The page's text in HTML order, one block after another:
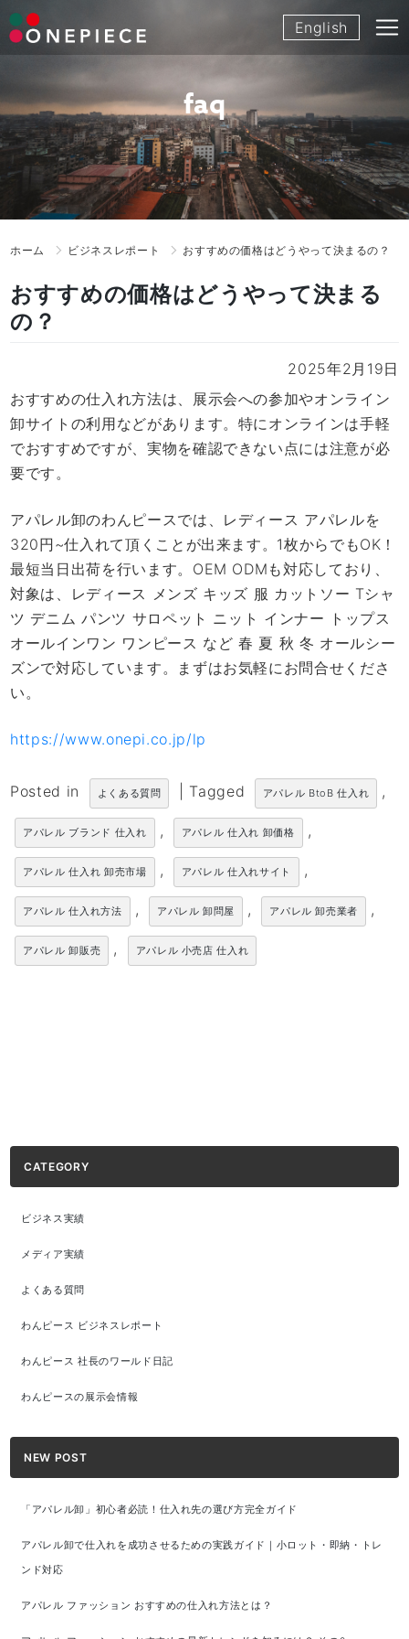
Skip
to
English
faq
ホーム ビジネスレポート おすすめの価格はどうやって決まるの？
おすすめの価格はどうやって決まる
の？
2025年2月19日
おすすめの仕入れ方法は、展示会への参加やオンライン
卸サイトの利用などがあります。特にオンラインは手軽
でおすすめですが、実物を確認できない点には注意が必
要です。
アパレル卸のわんピースでは、レディース アパレルを
320円~仕入れて頂くことが出来ます。1枚からでもOK！
最短当日出荷を行います。OEM ODMも対応しており、
対象は、レディース メンズ キッズ 服 カットソー Tシャ
ツ デニム パンツ サロペット ニット インナー トップス
オールインワン ワンピース など 春 夏 秋 冬 オールシー
ズンで対応しています。まずはお気軽にお問合せくださ
い。
https://www.onepi.co.jp/lp
Posted in よくある質問 Tagged アパレル BtoB 仕入れ ,
アパレル ブランド 仕入れ , アパレル 仕入れ 卸価格 ,
アパレル 仕入れ 卸売市場 , アパレル 仕入れサイト ,
アパレル 仕入れ方法 , アパレル 卸問屋 , アパレル 卸売業者 ,
アパレル 卸販売 , アパレル 小売店 仕入れ
CATEGORY
ビジネス実績
メディア実績
よくある質問
わんピース ビジネスレポート
わんピース 社長のワールド日記
わんピースの展示会情報
NEW POST
「アパレル卸」初心者必読！仕入れ先の選び方完全ガイド
アパレル卸で仕入れを成功させるための実践ガイド｜小ロット・即納・トレ
ンド対応
アパレル ファッション おすすめの仕入れ方法とは？